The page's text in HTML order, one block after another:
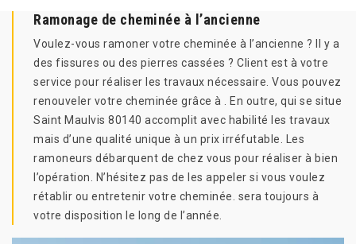
Ramonage de cheminée à l’ancienne
Voulez-vous ramoner votre cheminée à l’ancienne ? Il y a
des fissures ou des pierres cassées ? Client est à votre
service pour réaliser les travaux nécessaire. Vous pouvez
renouveler votre cheminée grâce à . En outre, qui se situe
Saint Maulvis 80140 accomplit avec habilité les travaux
mais d’une qualité unique à un prix irréfutable. Les
ramoneurs débarquent de chez vous pour réaliser à bien
l’opération. N’hésitez pas de les appeler si vous voulez
rétablir ou entretenir votre cheminée. sera toujours à
votre disposition le long de l’année.